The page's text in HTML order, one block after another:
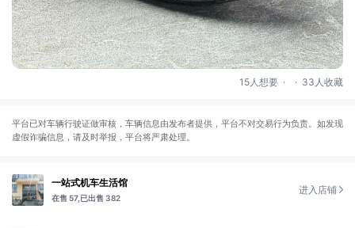
15人想要 . . 33人收藏
平台已对车辆行驶证做审核，车辆信息由发布者提供，平台不对交易行为负责。如发现
虚假诈骗信息，请及时举报，平台将严肃处理。
一站式机车生活馆
在售 57, 已出售 382
进入店铺